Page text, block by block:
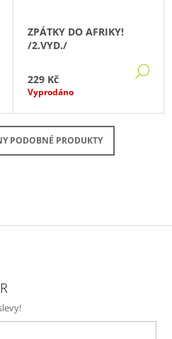
ZPÁTKY DO AFRIKY!
/2.VYD./
229 Kč
Vyprodáno
PODOBNÉ PRODUKTY